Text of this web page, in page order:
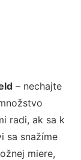
– nechajte
radi, ak sa k
sa snažíme
miere,